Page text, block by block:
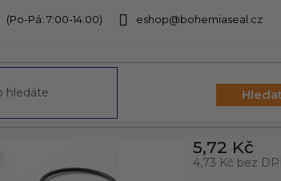
eshop@bohemiaseal.cz
5,72 Kč
4,73 Kč bez